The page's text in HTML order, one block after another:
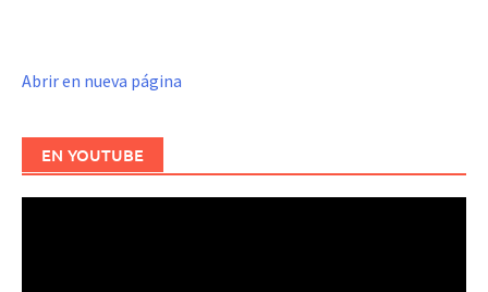
Abrir en nueva página
EN YOUTUBE